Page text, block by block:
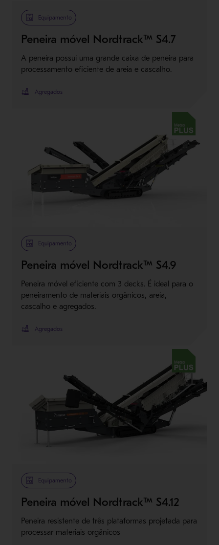
Metso PlusEquipamento
Peneira móvel Nordtrack™ S4.7
A peneira possui uma grande caixa de peneira para
processamento eficiente de areia e cascalho.
Agregados
Metso PlusEquipamento
Peneira móvel Nordtrack™ S4.9
Peneira móvel eficiente com 3 decks. É ideal para o
peneiramento de materiais orgânicos, areia,
cascalho e agregados.
Agregados
Metso PlusEquipamento
Peneira móvel Nordtrack™ S4.12
Peneira resistente de três plataformas projetada para
processar materiais orgânicos